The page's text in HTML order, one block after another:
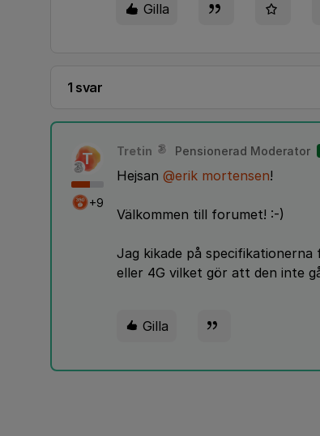
Gilla
1 svar
T
+9
Tretin Pensionerad Moderator
Hejsan @erik mortensen!
Välkommen till forumet! :-)
Jag kikade på
eller 4G vilket gör att den inte
Gilla